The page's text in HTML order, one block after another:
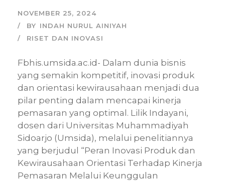
NOVEMBER 25, 2024
BY INDAH NURUL AINIYAH
RISET DAN INOVASI
Fbhis.umsida.ac.id- Dalam dunia bisnis
yang semakin kompetitif, inovasi produk
dan orientasi kewirausahaan menjadi dua
pilar penting dalam mencapai kinerja
pemasaran yang optimal. Lilik Indayani,
dosen dari Universitas Muhammadiyah
Sidoarjo (Umsida), melalui penelitiannya
yang berjudul “Peran Inovasi Produk dan
Kewirausahaan Orientasi Terhadap Kinerja
Pemasaran Melalui Keunggulan